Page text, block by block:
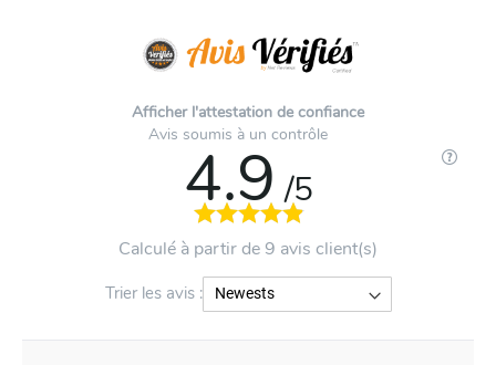
Afficher l'attestation de confiance
Avis soumis à un contrôle
4.9 /5
Calculé à partir de 9 avis client(s)
Trier les avis :